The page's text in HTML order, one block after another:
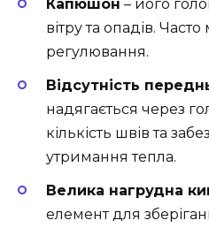
Капюшон – його
вітру та опадів.
регулювання.
Відсутність
надягається через
кількість швів та
утримання тепла.
Велика нагрудна
елемент для